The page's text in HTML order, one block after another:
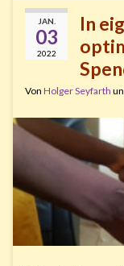
JAN.
03
2022
In
Von Holger Seyfarth